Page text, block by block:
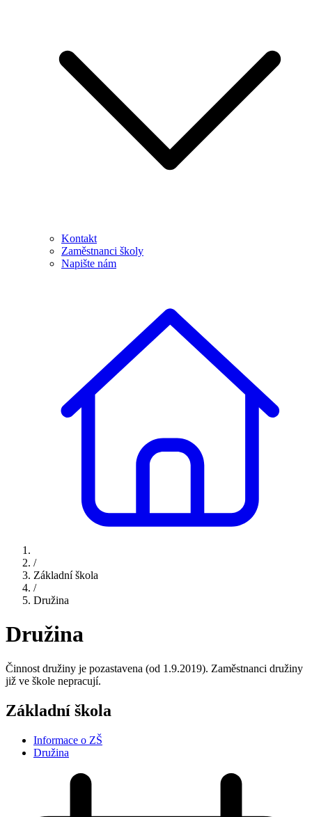
Kontakt
Zaměstnanci školy
Napište nám
/
Základní škola
/
Družina
Družina
Činnost družiny je pozastavena (od 1.9.2019). Zaměstnanci družiny
již ve škole nepracují.
Základní škola
Informace o ZŠ
Družina